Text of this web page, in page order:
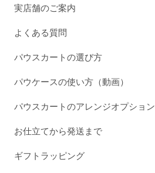
実店舗のご案内
よくある質問
パウスカートの選び方
パウケースの使い方（動画）
パウスカートのアレンジオプション
お仕立てから発送まで
ギフトラッピング